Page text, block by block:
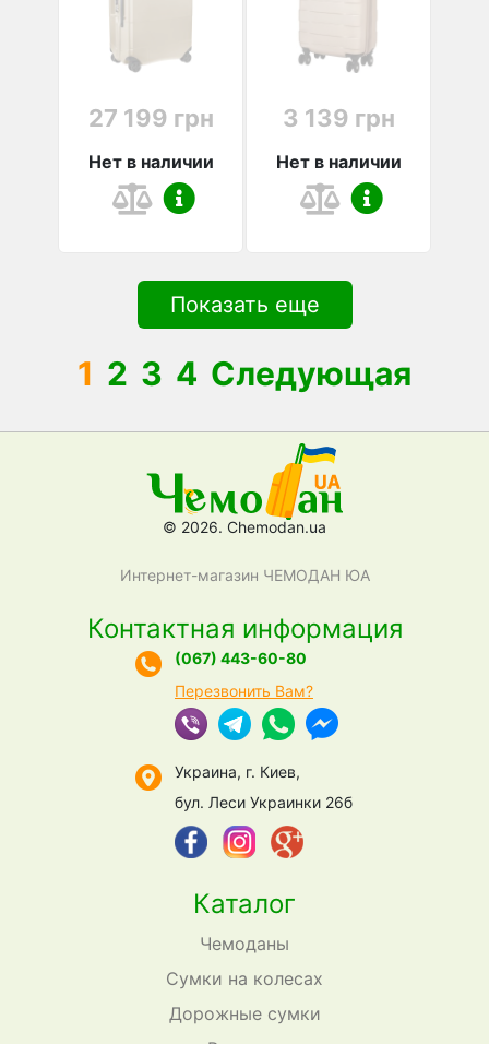
27 199 грн
Нет в наличии
3 139 грн
Нет в наличии
Показать еще
1 2 3 4 Следующая
© 2026. Chemodan.ua
Интернет-магазин ЧЕМОДАН ЮА
Каталог
Чемоданы
Сумки на колесах
Дорожные сумки
Контактная информация
(067) 443-60-80
Перезвонить Вам?
Украина, г. Киев,
бул. Леси Украинки 26б